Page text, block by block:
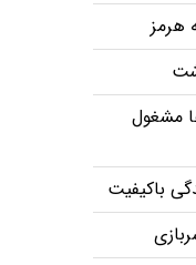
هرمز
مشغول
باکیفیت